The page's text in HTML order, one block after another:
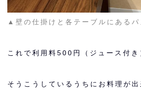
▲壁の仕掛けと各テーブルにあるパ
これで利用料500円（ジュース付
そうこうしているうちにお料理が出